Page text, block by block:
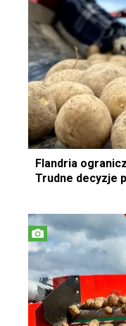
Flandria
Trudne decyzje